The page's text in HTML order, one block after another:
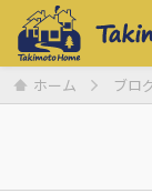
ホーム ブロ